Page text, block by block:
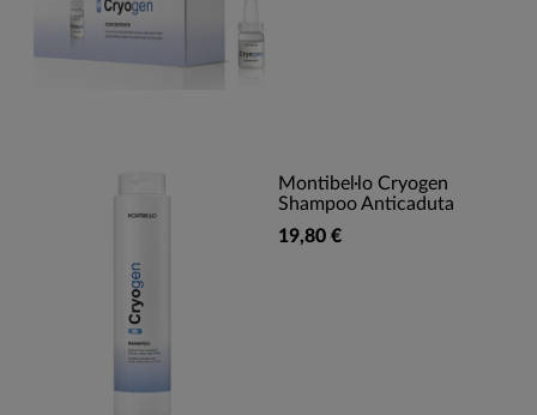
Montibel·lo Cryogen
Shampoo Anticaduta
19,80 €